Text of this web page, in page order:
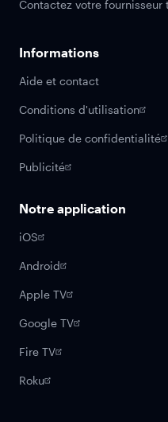
Contactez votre fournisseur
Informations
Aide et contact
Conditions d'utilisation
Politique de confidentialité
Publicité
Notre application
iOS
Android
Apple TV
Google TV
Fire TV
Roku